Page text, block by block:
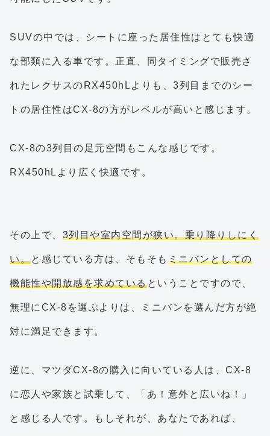
SUVの中では、シートに座った居住性はとても快適
な部類に入る車です。正直、同タイミングで販売さ
れたレクサスのRX450hLよりも、3列目までのシー
トの居住性はCX-8の方がレベルが高いと感じます。
CX-8の3列目の足元空間もこんな感じです。
RX450hLより広く快適です。
その上で、 3列目や室内空間が狭い。乗り降りしにく
い。と感じている方は、そもそも ミニバンとしての
機能性や開放感を求めているということですので、
無理にCX-8を選ぶよりは、ミニバンを選んだ方が絶
対に満足できます。
逆に、マツダCX-8の購入に向いている人は、CX-8
に恋人や家族と試乗して、「あ！意外と広いね！」
と感じる人です。もしそれが、あなたであれば、